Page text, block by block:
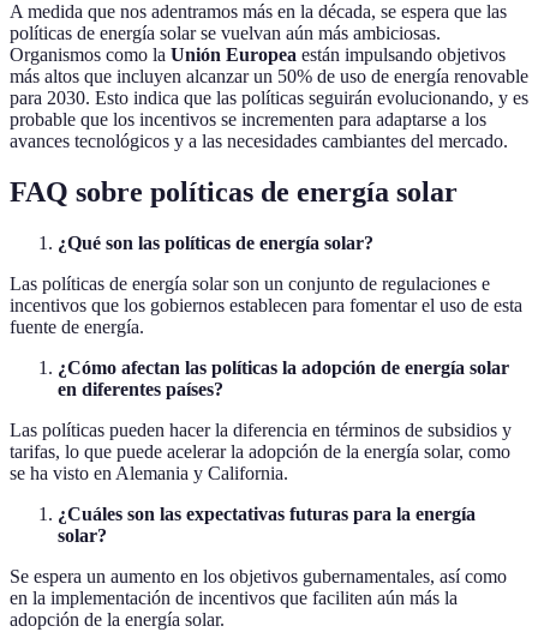
A medida que nos adentramos más en la década, se espera que las
políticas de energía solar se vuelvan aún más ambiciosas.
Organismos como la Unión Europea están impulsando objetivos
más altos que incluyen alcanzar un 50% de uso de energía renovable
para 2030. Esto indica que las políticas seguirán evolucionando, y es
probable que los incentivos se incrementen para adaptarse a los
avances tecnológicos y a las necesidades cambiantes del mercado.
FAQ sobre políticas de energía solar
¿Qué son las políticas de energía solar?
Las políticas de energía solar son un conjunto de regulaciones e
incentivos que los gobiernos establecen para fomentar el uso de esta
fuente de energía.
¿Cómo afectan las políticas la adopción de energía solar
en diferentes países?
Las políticas pueden hacer la diferencia en términos de subsidios y
tarifas, lo que puede acelerar la adopción de la energía solar, como
se ha visto en Alemania y California.
¿Cuáles son las expectativas futuras para la energía
solar?
Se espera un aumento en los objetivos gubernamentales, así como
en la implementación de incentivos que faciliten aún más la
adopción de la energía solar.